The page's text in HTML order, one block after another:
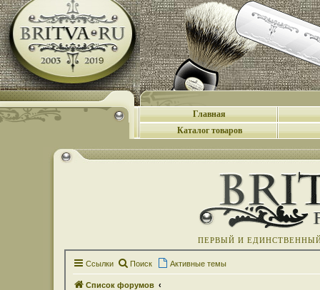
Главная
Каталог товаров
ПЕРВЫЙ И
Ссылки Поиск Активные темы
Список форумов